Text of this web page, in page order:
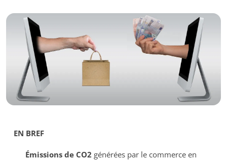
EN BREF
Émissions de CO2 générées par le commerce en